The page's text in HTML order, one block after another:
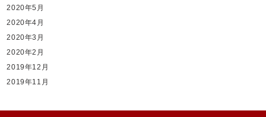
2020年5月
2020年4月
2020年3月
2020年2月
2019年12月
2019年11月